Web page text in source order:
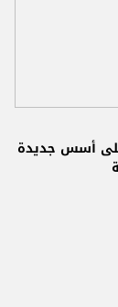
على أسس جديدة